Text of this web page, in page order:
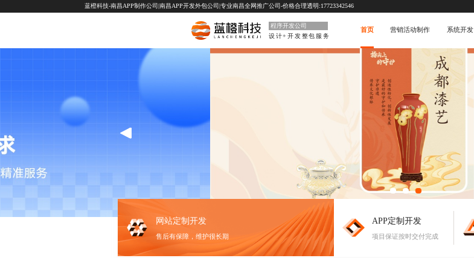
蓝橙科技-南昌APP制作公司|南昌APP开发外包公司|专业南昌全网推广公司-价格合理透明:17723342546
程序开发公司
设计+开发整包服务
首页 营销活动制作 系统开发
网站定制开发
售后有保障，维护很长期
APP定制开发
项目保证按时交付完成